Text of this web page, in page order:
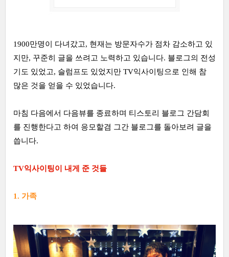
1900만명이 다녀갔고, 현재는 방문자수가 점차 감소하고 있
지만, 꾸준히 글을 쓰려고 노력하고 있습니다. 블로그의 전성
기도 있었고, 슬럼프도 있었지만 TV익사이팅으로 인해 참
많은 것을 얻을 수 있었습니다.
마침 다음에서 다음뷰를 종료하며 티스토리 블로그 간담회
를 진행한다고 하여 응모할겸 그간 블로그를 돌아보려 글을
씁니다.
TV익사이팅이 내게 준 것들
1. 가족